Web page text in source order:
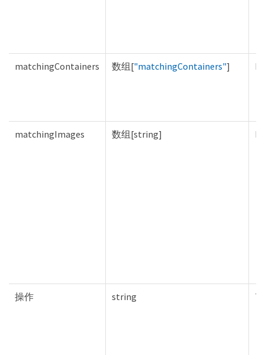
matchingContainers 数组["matchingContainers"]
matchingImages 数组[string]
操作 string